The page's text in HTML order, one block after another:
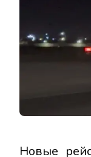
Новые